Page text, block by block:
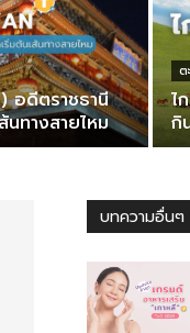
อดีตราชธานี
ทางสายไหม
ต
ไ
กิ
บทความอื่นๆ